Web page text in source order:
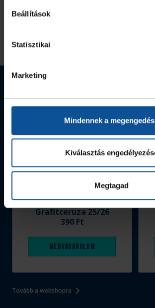
Beállítások
Statisztikai
Marketing
Mindennek a
Kiválasztás
Megtagad
Webshop termékek
Tovább a webshopra
Grafitceruza 25/26
390 Ft
Megvásárolom